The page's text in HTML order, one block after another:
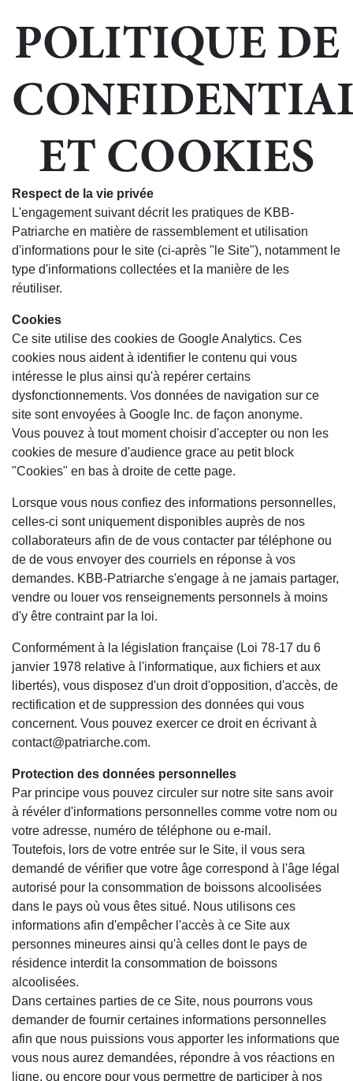
POLITIQUE DE
ET COOKIES
Respect de la vie privée
L'engagement suivant décrit les pratiques de KBB-
Patriarche en matière de rassemblement et utilisation
d'informations pour le site (ci-après "le Site"), notamment le
type d'informations collectées et la manière de les
réutiliser.
Cookies
Ce site utilise des cookies de Google Analytics. Ces
cookies nous aident à identifier le contenu qui vous
intéresse le plus ainsi qu'à repérer certains
dysfonctionnements. Vos données de navigation sur ce
site sont envoyées à Google Inc. de façon anonyme.
Vous pouvez à tout moment choisir d'accepter ou non les
cookies de mesure d'audience grace au petit block
"Cookies" en bas à droite de cette page.
Lorsque vous nous confiez des informations personnelles,
celles-ci sont uniquement disponibles auprès de nos
collaborateurs afin de de vous contacter par téléphone ou
de de vous envoyer des courriels en réponse à vos
demandes. KBB-Patriarche s'engage à ne jamais partager,
vendre ou louer vos renseignements personnels à moins
d'y être contraint par la loi.
Conformément à la législation française (Loi 78-17 du 6
janvier 1978 relative à l'informatique, aux fichiers et aux
libertés), vous disposez d'un droit d'opposition, d'accès, de
rectification et de suppression des données qui vous
concernent. Vous pouvez exercer ce droit en écrivant à
contact@patriarche.com.
Protection des données personnelles
Par principe vous pouvez circuler sur notre site sans avoir
à révéler d'informations personnelles comme votre nom ou
votre adresse, numéro de téléphone ou e-mail.
Toutefois, lors de votre entrée sur le Site, il vous sera
demandé de vérifier que votre âge correspond à l'âge légal
autorisé pour la consommation de boissons alcoolisées
dans le pays où vous êtes situé. Nous utilisons ces
informations afin d'empêcher l'accès à ce Site aux
personnes mineures ainsi qu'à celles dont le pays de
résidence interdit la consommation de boissons
alcoolisées.
Dans certaines parties de ce Site, nous pourrons vous
demander de fournir certaines informations personnelles
afin que nous puissions vous apporter les informations que
vous nous aurez demandées, répondre à vos réactions en
ligne, ou encore pour vous permettre de participer à nos